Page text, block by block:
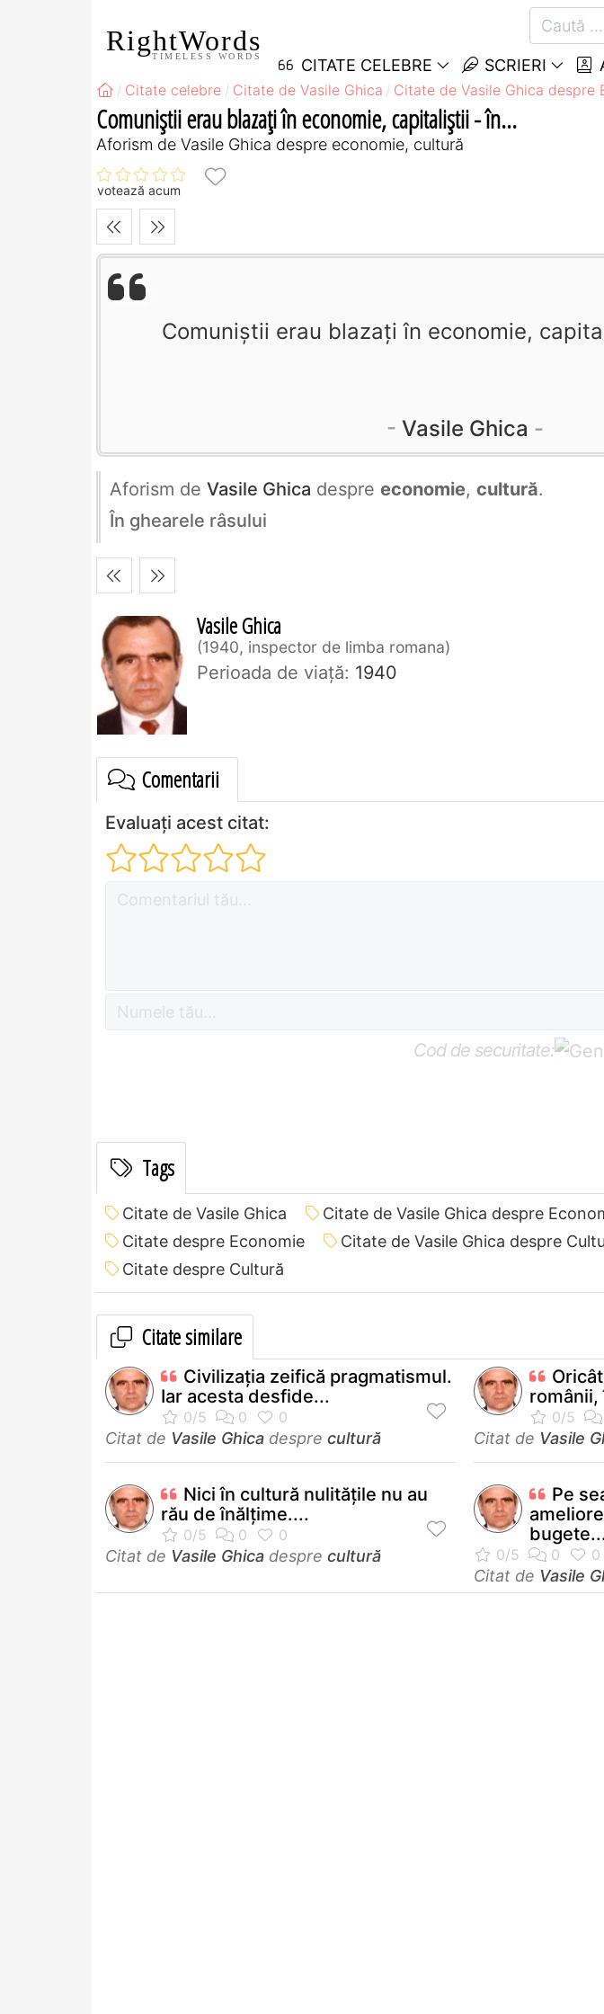
RightWords
TIMELESS WORDS CITATE CELEBRE SCRIERI
Citate celebre Citate de Vasile Ghica Citate de Vasile Ghica despre
Comuniştii erau blazaţi în economie, capitaliştii - în...
Aforism de Vasile Ghica despre economie, cultură
votează acum
Comuniştii erau blazaţi în economie,
Vasile Ghica
Aforism de Vasile Ghica despre economie, cultură.
În ghearele râsului
Vasile Ghica
1940, inspector de limba romana
Perioada de viaţă: 1940
Comentarii
Evaluați acest citat:
Cod de securitate:
Tags
Citate de Vasile Ghica
Citate de Vasile Ghica despre
Citate despre Economie
Citate de Vasile Ghica despre
Citate despre Cultură
Citate similare
Civilizaţia zeifică pragmatismul.
Iar acesta desfide...
Citat de Vasile Ghica despre cultură
românii,
Citat de Vasile
Nici în cultură nulităţile nu au
rău de înălţime....
Citat de Vasile Ghica despre cultură
Pe
Citat de Vasile